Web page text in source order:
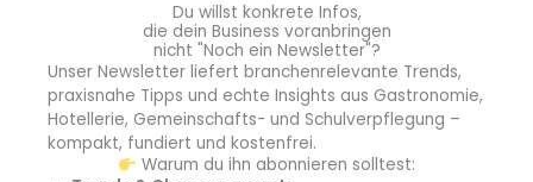
Vorgaben für die Dessertkreationenwaren wie
Dessert: 5 Geschmackserlebnisse: cremig, gebacken,
fruchtig, warm und Eis
Pralinen / Petit Fours
Du willst konkrete Infos,
die dein Business voranbringen
nicht "Noch ein Newsletter"?
Unser Newsletter liefert branchenrelevante Trends,
praxisnahe Tipps und echte Insights aus Gastronomie,
Hotellerie, Gemeinschafts- und Schulverpflegung –
kompakt, fundiert und kostenfrei.
Warum du ihn abonnieren solltest: